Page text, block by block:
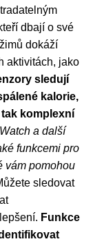
dbají o své
dokáží
aktivitách, jako
sledují
kalorie,
komplexní
a další
funkcemi pro
vám pomohou
sledovat
Funkce